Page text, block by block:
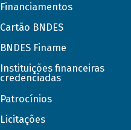
Financiamentos
Cartão BNDES
BNDES Finame
Instituições financeiras
credenciadas
Patrocínios
Licitações